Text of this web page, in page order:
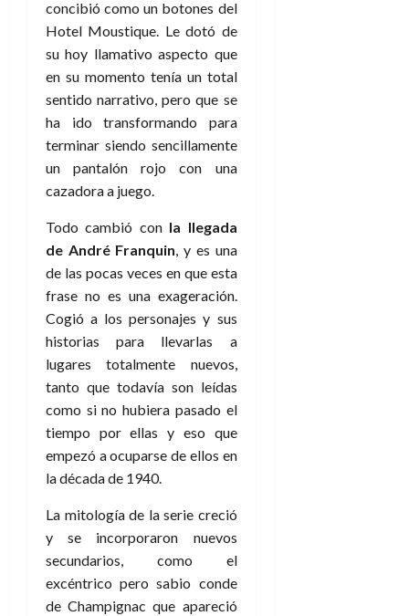
concibió como un botones del
Hotel Moustique. Le dotó de
su hoy llamativo aspecto que
en su momento tenía un total
sentido narrativo, pero que se
ha ido transformando para
terminar siendo sencillamente
un pantalón rojo con una
cazadora a juego.
Todo cambió con la llegada
de André Franquin, y es una
de las pocas veces en que esta
frase no es una exageración.
Cogió a los personajes y sus
historias para llevarlas a
lugares totalmente nuevos,
tanto que todavía son leídas
como si no hubiera pasado el
tiempo por ellas y eso que
empezó a ocuparse de ellos en
la década de 1940.
La mitología de la serie creció
y se incorporaron nuevos
secundarios, como el
excéntrico pero sabio conde
de Champignac que apareció